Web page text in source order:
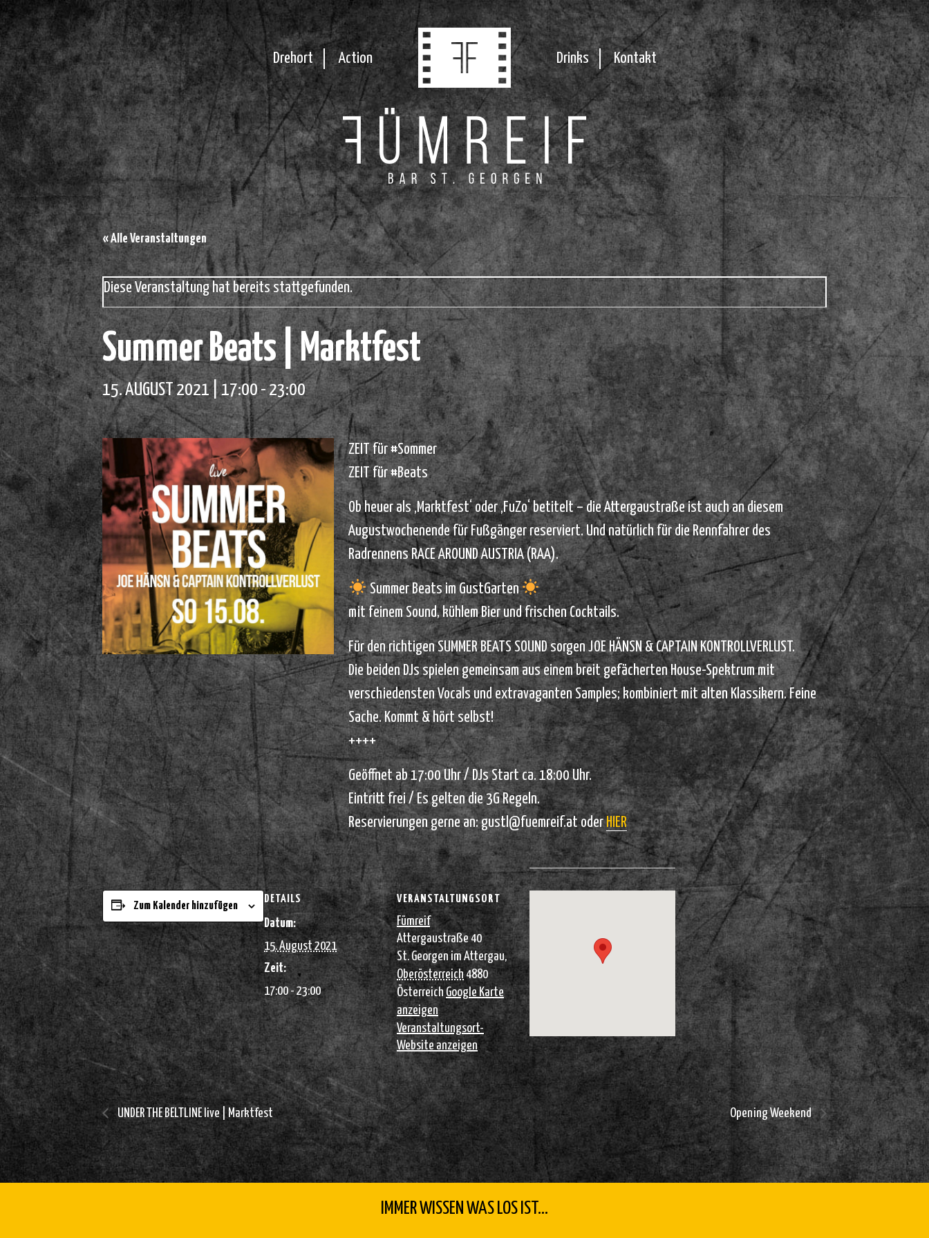
Drehort Action Drinks Kontakt
« Alle Veranstaltungen
Diese Veranstaltung hat bereits stattgefunden.
Summer Beats | Marktfest
15. AUGUST 2021 | 17:00-23:00
ZEIT für #Sommer
ZEIT für #Beats
Ob heuer als ‚Marktfest‘ oder ‚FuZo‘ betitelt – die Attergaustraße ist auch an diesem
Augustwochenende für Fußgänger reserviert. Und natürlich für die Rennfahrer des
Radrennens RACE AROUND AUSTRIA (RAA).
Summer Beats im GustGarten
mit feinem Sound, kühlem Bier und frischen Cocktails.
Für den richtigen SUMMER BEATS SOUND sorgen JOE HÄNSN & CAPTAIN KONTROLLVERLUST.
Die beiden DJs spielen gemeinsam aus einem breit gefächerten House-Spektrum mit
verschiedensten Vocals und extravaganten Samples; kombiniert mit alten Klassikern. Feine
Sache. Kommt & hört selbst!
++++
Geöffnet ab 17:00 Uhr / DJs Start ca. 18:00 Uhr.
Eintritt frei / Es gelten die 3G Regeln.
Reservierungen gerne an:gustl@fuemreif.atoderHIER
Zum Kalender hinzufügen
DETAILS
Datum:
15. August 2021
Zeit:
17:00 - 23:00
VERANSTALTUNGSORT
Fümreif
Attergaustraße 40
St. Georgen im Attergau,
Oberösterreich 4880
Österreich Google Karte
anzeigen
Veranstaltungsort-
Website anzeigen
UNDER THE BELTLINE live | Marktfest Opening Weekend
IMMER WISSEN WAS LOS IST...